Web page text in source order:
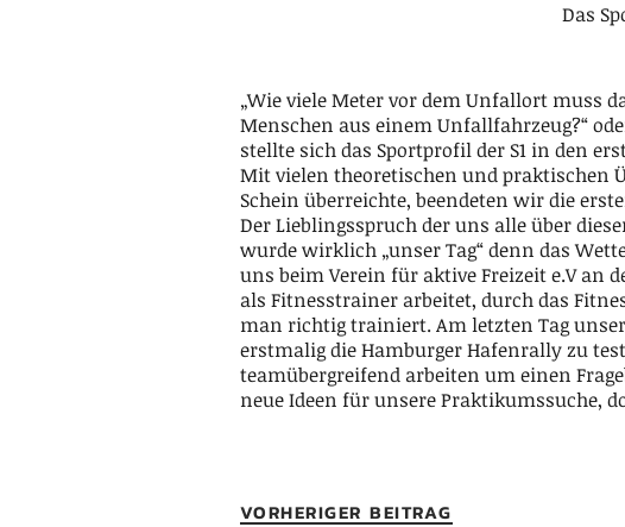
Das
„Wie viele Meter vor dem Unfallort muss
Menschen aus einem Unfallfahrzeug?“
stellte sich das Sportprofil der S1 in den
Mit vielen theoretischen und praktischen
Schein überreichte, beendeten wir die
Der Lieblingsspruch der uns alle über
wurde wirklich „unser Tag“ denn das
uns beim Verein für aktive Freizeit e.V an
als Fitnesstrainer arbeitet, durch das
man richtig trainiert. Am letzten Tag
erstmalig die Hamburger Hafenrally zu
teamübergreifend arbeiten um einen
neue Ideen für unsere Praktikumssuche,
VORHERIGER BEITRAG